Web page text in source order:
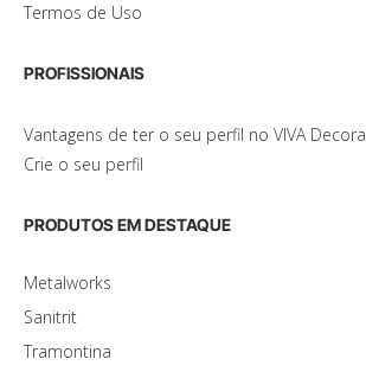
Termos de Uso
PROFISSIONAIS
Vantagens de ter o seu perfil no VIVA Decora
Crie o seu perfil
PRODUTOS EM DESTAQUE
Metalworks
Sanitrit
Tramontina